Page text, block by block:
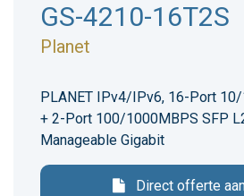
GS-4210-16T2S
Planet
PLANET IPv4/IPv6, 16-Port
+ 2-Port 100/1000MBPS SFP
Manageable Gigabit
Direct offerte